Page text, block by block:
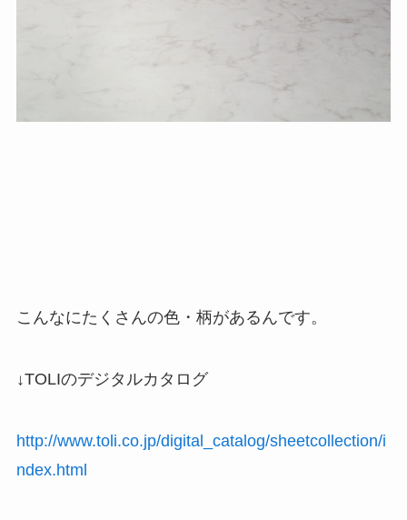
こんなにたくさんの色・柄があるんです。
↓TOLIのデジタルカタログ
http://www.toli.co.jp/digital_catalog/sheetcollection/i
ndex.html